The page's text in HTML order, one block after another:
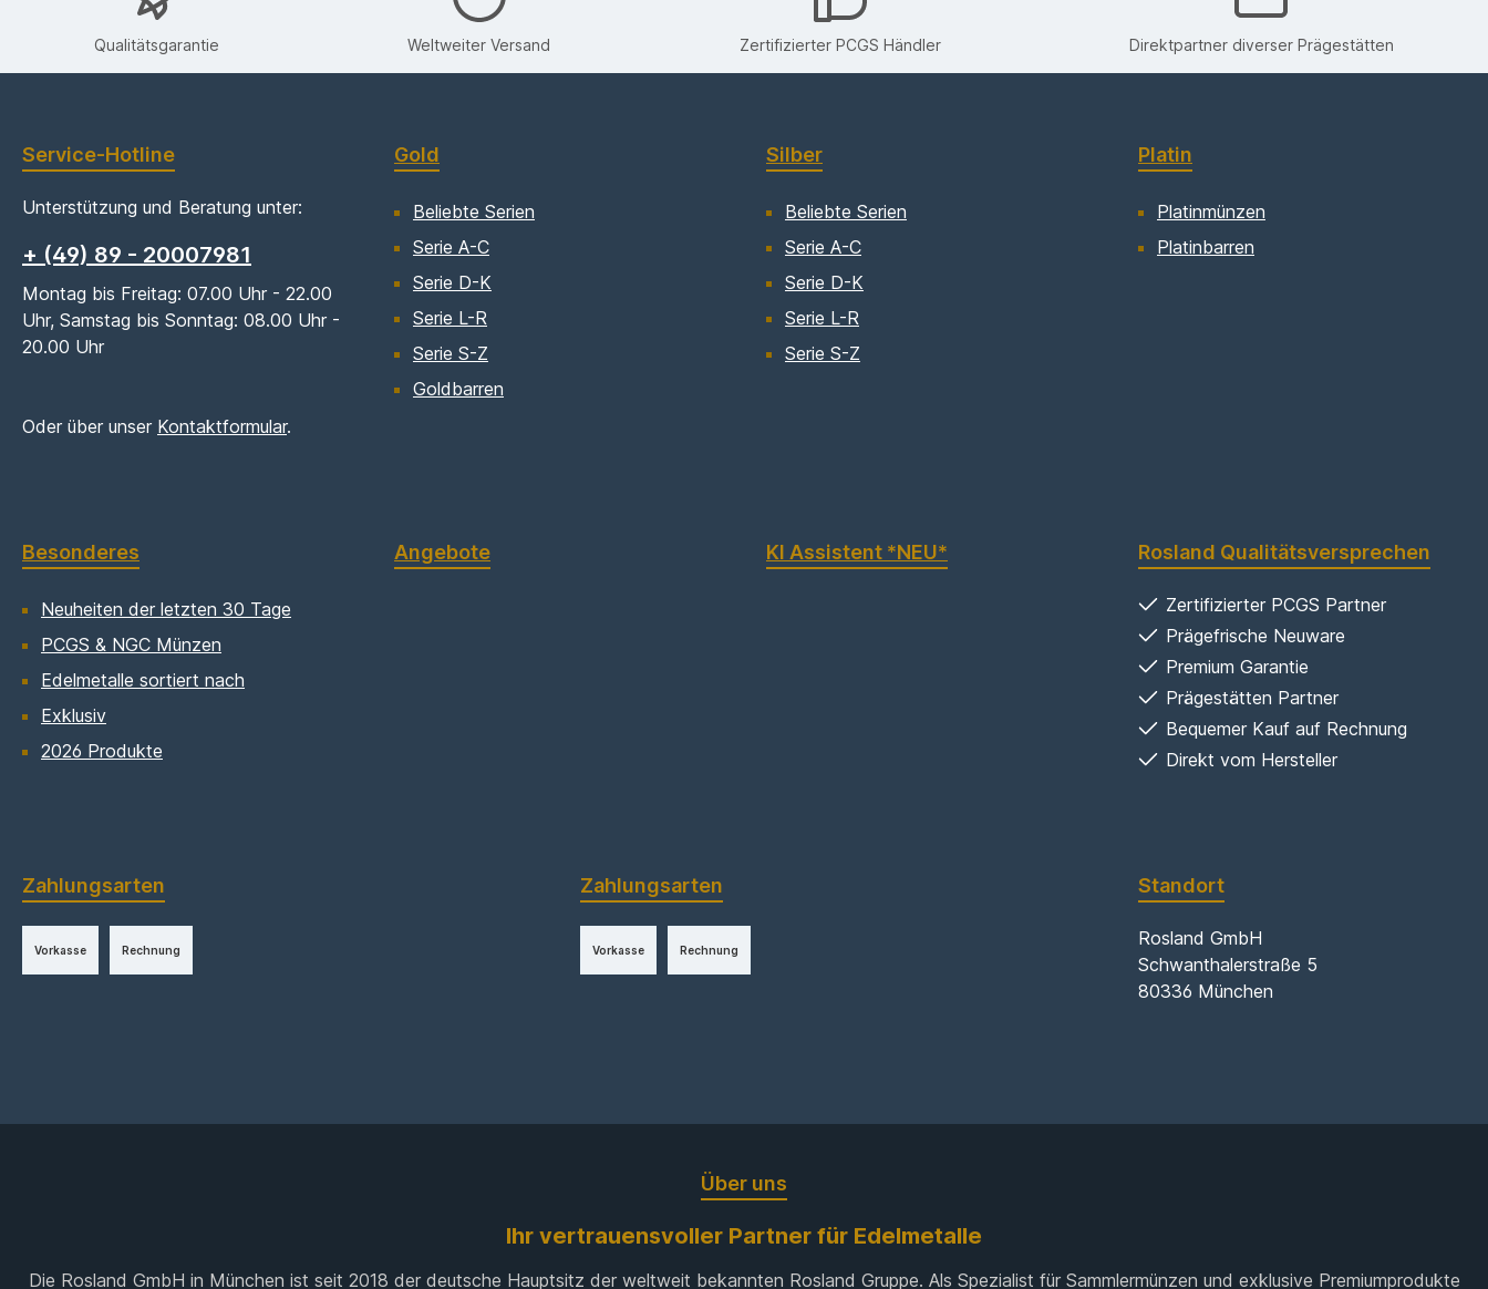
Qualitätsgarantie Weltweiter Versand Zertifizierter PCGS Händler Direktpartner diverser Prägestätten
Service-Hotline
Unterstützung und Beratung unter:
+ (49) 89 - 20007981
Montag bis Freitag: 07.00 Uhr - 22.00
Uhr, Samstag bis Sonntag: 08.00 Uhr -
20.00 Uhr
Oder über unser Kontaktformular.
Gold
Beliebte Serien
Serie A-C
Serie D-K
Serie L-R
Serie S-Z
Goldbarren
Silber
Beliebte Serien
Serie A-C
Serie D-K
Serie L-R
Serie S-Z
Platin
Platinmünzen
Platinbarren
Besonderes
Neuheiten der letzten 30 Tage
PCGS & NGC Münzen
Edelmetalle sortiert nach
Exklusiv
2026 Produkte
Angebote KI Assistent *NEU* Rosland Qualitätsversprechen
Zertifizierter PCGS Partner
Prägefrische Neuware
Premium Garantie
Prägestätten Partner
Bequemer Kauf auf Rechnung
Direkt vom Hersteller
Zahlungsarten
Vorkasse Rechnung
Zahlungsarten
Vorkasse Rechnung
Standort
Rosland GmbH
Schwanthalerstraße 5
80336 München
Über uns
Ihr vertrauensvoller Partner für Edelmetalle
Die Rosland GmbH in München ist seit 2018 der deutsche Hauptsitz der weltweit bekannten Rosland Gruppe. Als Spezialist für Sammlermünzen und exklusive Premiumprodukte